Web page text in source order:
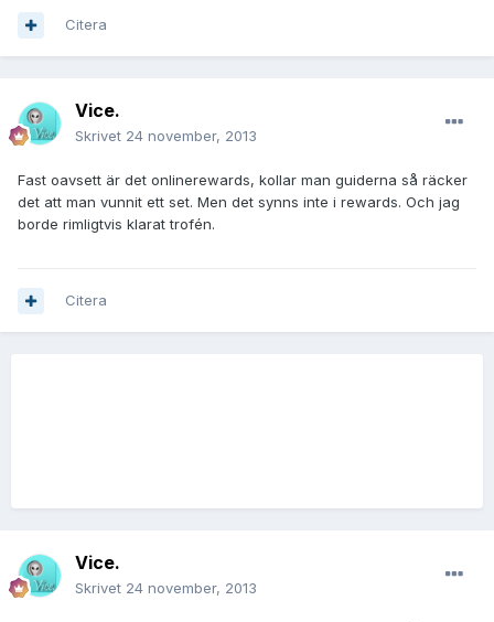
Citera
Vice.
Skrivet 24 november, 2013
Fast oavsett är det onlinerewards, kollar man guiderna så räcker
det att man vunnit ett set. Men det synns inte i rewards. Och jag
borde rimligtvis klarat trofén.
Citera
Vice.
Skrivet 24 november, 2013